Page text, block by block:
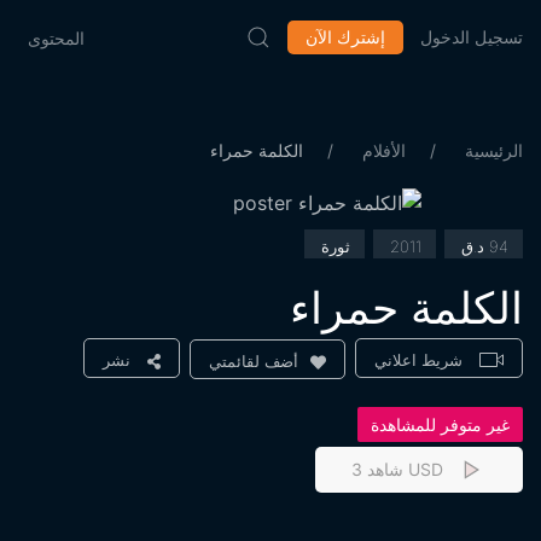
المحتوى إشترك الآن تسجيل الدخول
الرئيسية الأفلام الكلمة حمراء
2011 ثورة
الكلمة حمراء
شريط اعلاني أضف لقائمتي نشر
غير متوفر للمشاهدة
شاهد 3 USD